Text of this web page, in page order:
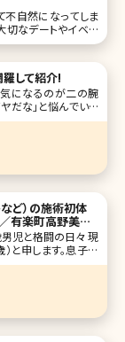
不自然になってしま
切なデートやイベン
すよね。そこで、今
して紹介!
気になるのが二の腕
だな」と悩んでいる
この部分にぶつぶつ
ンも楽しめませんよ
治療方法について
ど）の施術初体
有楽町高野美容
児と格闘の日々 現
と申します。息子は
です。息子が幼稚園